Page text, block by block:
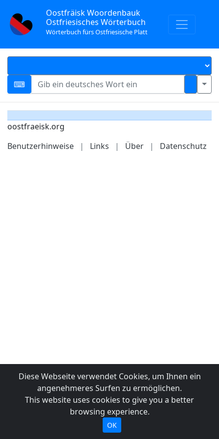
Oostfräisk Woordenbauk
Ostfriesisches Wörterbuch
Wörterbuch fürs Ostfriesische Platt
oostfraeisk.org
Benutzerhinweise
| Links | Über | Datenschutz
Diese Webseite verwendet Cookies, um Ihnen ein
angenehmeres Surfen zu ermöglichen.
This website uses cookies to give you a better
browsing experience.
OK